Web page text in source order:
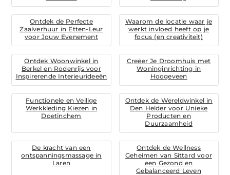
Ontdek de Perfecte
Zaalverhuur in Etten-Leur
voor Jouw Evenement
Waarom de locatie waar je
werkt invloed heeft op je
focus (en creativiteit)
Ontdek Woonwinkel in
Berkel en Rodenrijs voor
Inspirerende Interieurideeën
Creëer Je Droomhuis met
Woninginrichting in
Hoogeveen
Functionele en Veilige
Werkkleding Kiezen in
Doetinchem
Ontdek de Wereldwinkel in
Den Helder voor Unieke
Producten en
Duurzaamheid
De kracht van een
ontspanningsmassage in
Laren
Ontdek de Wellness
Geheimen van Sittard voor
een Gezond en
Gebalanceerd Leven